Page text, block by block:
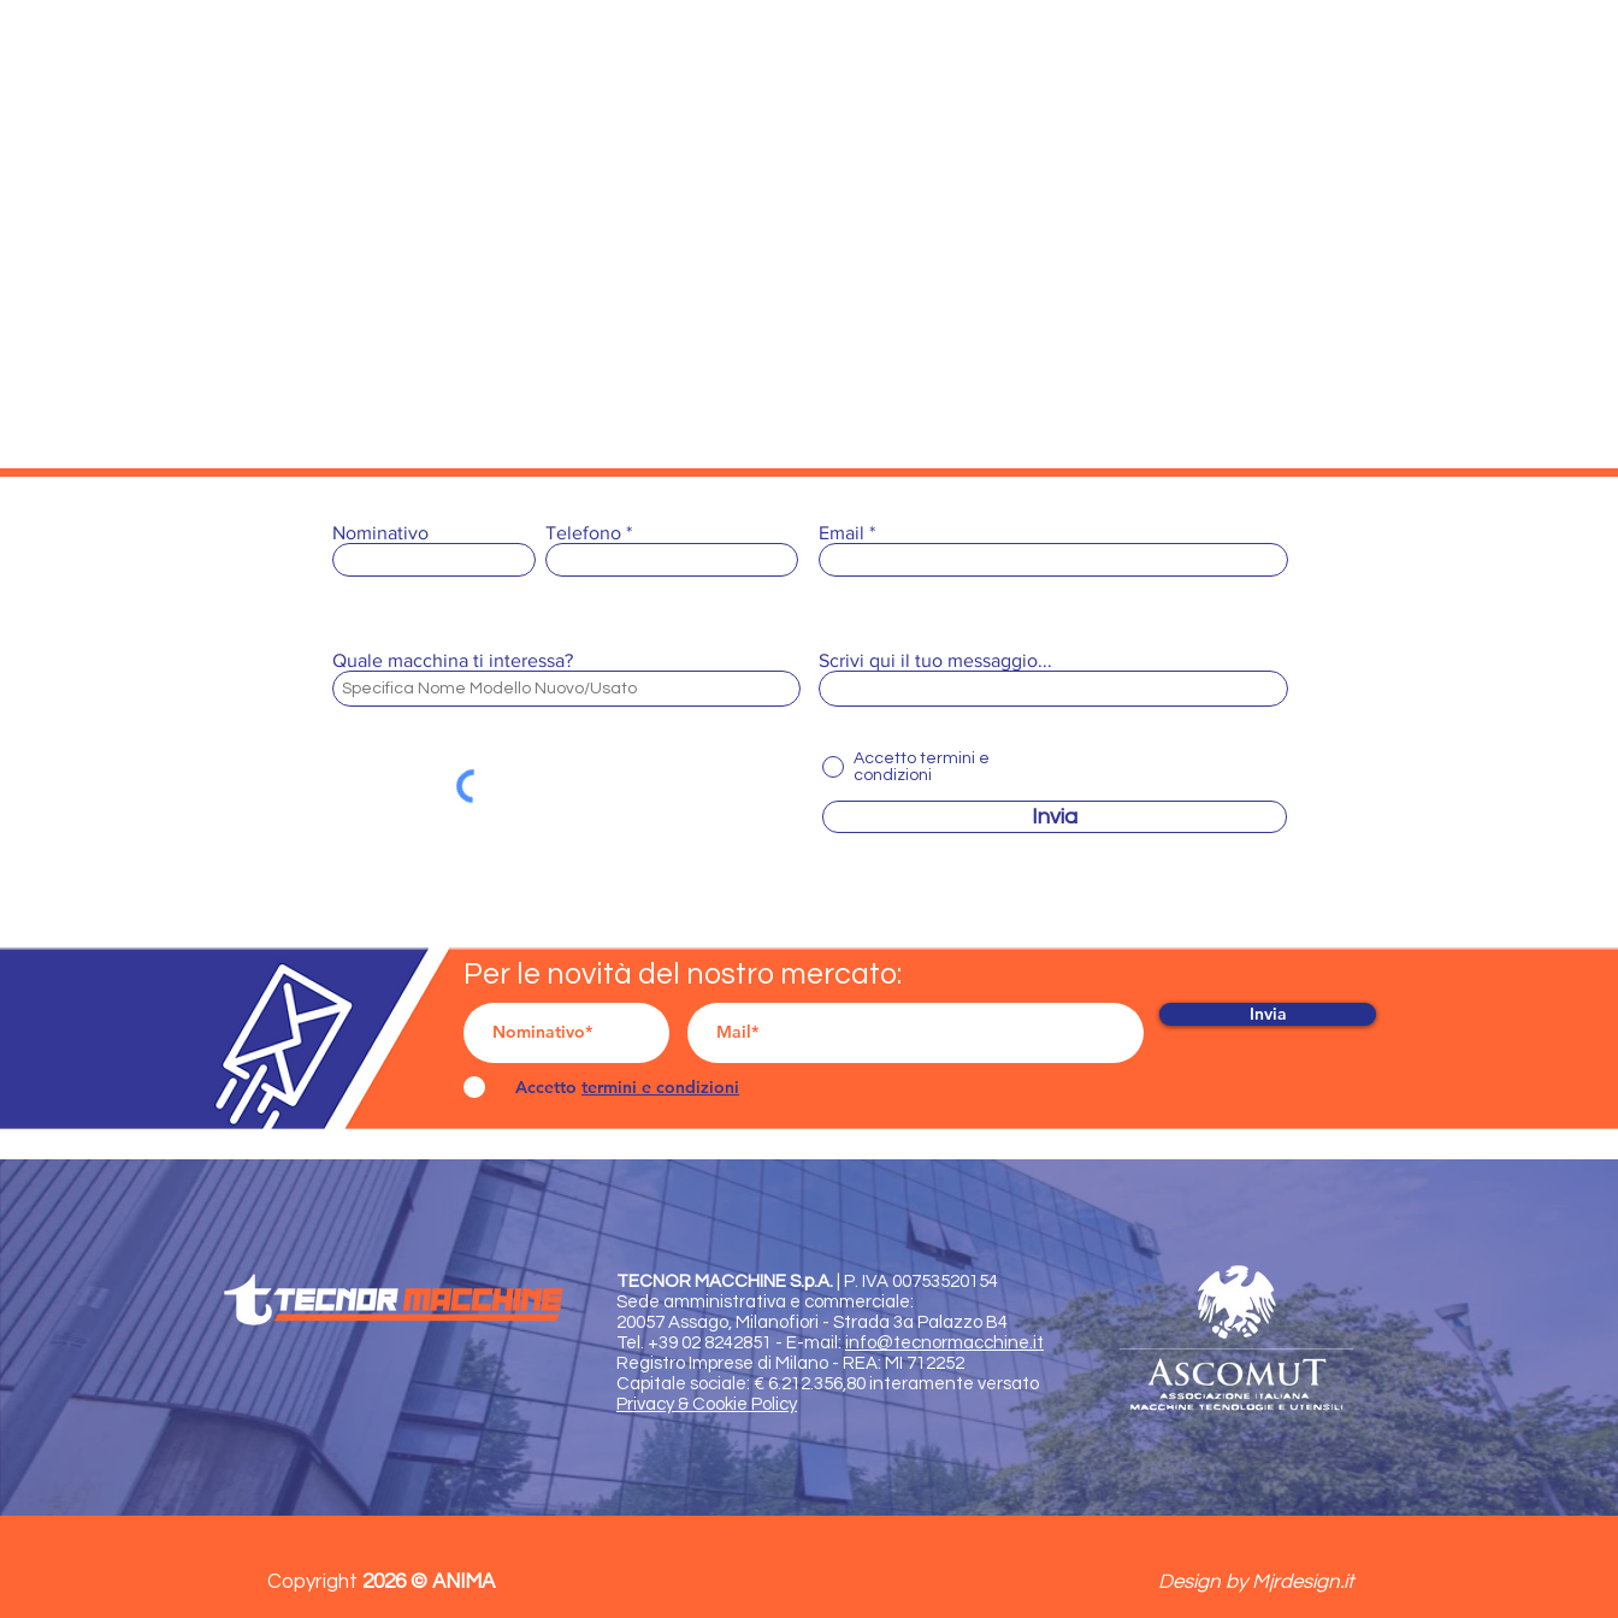
Nominativo Telefono
Quale macchina ti interessa?
Email
Scrivi qui il tuo messaggio...
Accetto termini e
condizioni
Invia
Per le novità del nostro mercato:
Invia
Accetto termini e condizioni
TECNOR MACCHINE S.p.A.
P. IVA 00753520154
Sede amministrativa e commerciale:
20057 Assago, Milanofiori - Strada 3a Palazzo B4
Tel. +39 02 8242851 - E-mail: info@tecnormacchine.it
Registro Imprese di Milano - REA: MI 712252
Capitale sociale: € 6.212.356,80 interamente versato
Privacy & Cookie Policy
Copyright 2026 © ANIMA Design by Mjrdesign.it